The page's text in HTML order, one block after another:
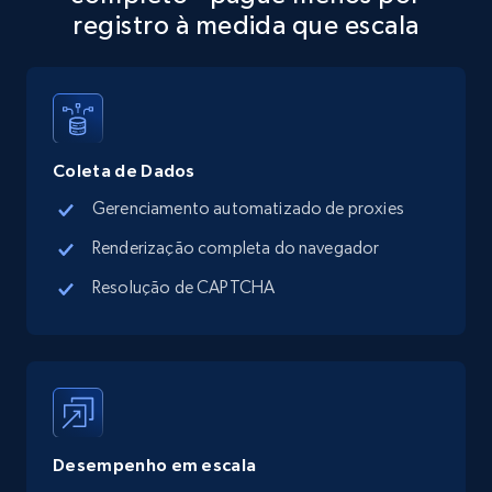
Place id, URL, Country, Name, Category,
Address, Description, Business details, and
Google Maps full information - Collect
Google Maps Businesses data by place id
registro à medida que escala
Coleta de Dados
Gerenciamento automatizado de proxies
Renderização completa do navegador
Resolução de CAPTCHA
Desempenho em escala